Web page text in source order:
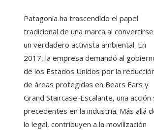
Patagonia ha trascendido el papel
tradicional de una marca al
un verdadero activista ambiental. En
2017, la empresa demandó al
de los Estados Unidos por la
de áreas protegidas en Bears Ears y
Grand Staircase-Escalante, una acción
precedentes en la industria. Más allá
lo legal, contribuyen a la movilización